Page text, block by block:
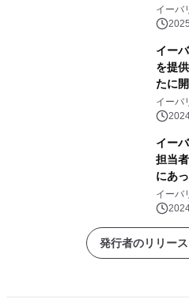
イーバ
イー
を提
たに
釈ま
イーバ
イー
担当
にあ
イーバ
発行者のリリー